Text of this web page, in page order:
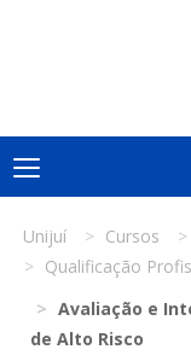
Unijuí Cursos
Qualificação
Avaliação e
de Alto Risco